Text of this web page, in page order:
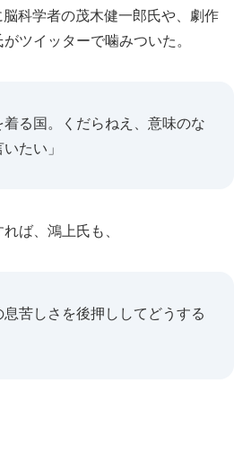
科学者の茂木健一郎氏や、劇作
ツイッターで噛みついた。
着る国。くだらねえ、意味のな
たい」
ば、鴻上氏も、
息苦しさを後押ししてどうする